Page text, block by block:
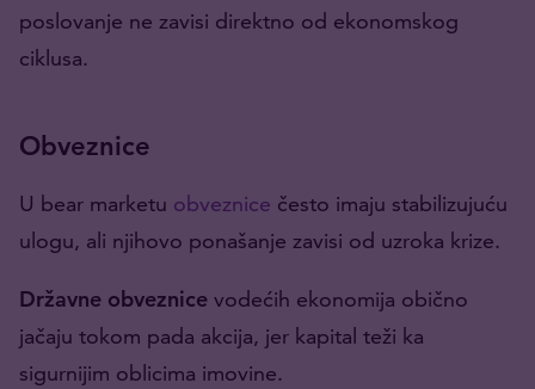
poslovanje ne zavisi direktno od ekonomskog
ciklusa.
Obveznice
U bear marketu obveznice često imaju stabilizujuću
ulogu, ali njihovo ponašanje zavisi od uzroka krize.
Državne obveznice vodećih ekonomija obično
jačaju tokom pada akcija, jer kapital teži ka
sigurnijim oblicima imovine.